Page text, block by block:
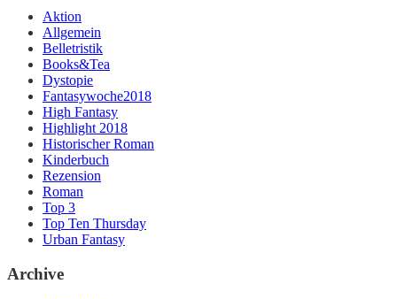
Aktion
Allgemein
Belletristik
Books&Tea
Dystopie
Fantasywoche2018
High Fantasy
Highlight 2018
Historischer Roman
Kinderbuch
Rezension
Roman
Top 3
Top Ten Thursday
Urban Fantasy
Archive